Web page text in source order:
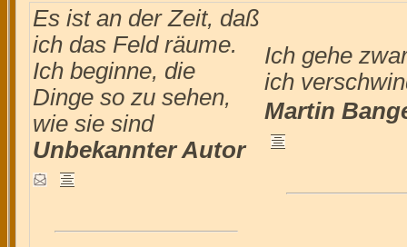
Es ist an der Zeit, daß
ich das Feld räume.
Ich beginne, die
Dinge so zu sehen,
wie sie sind
Unbekannter Autor
Ich gehe
ich
Martin